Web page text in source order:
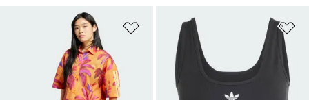
Favori Listesine Ekle